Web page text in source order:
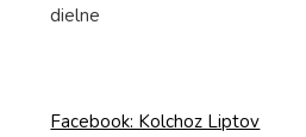
dielne
Facebook: Kolchoz Liptov